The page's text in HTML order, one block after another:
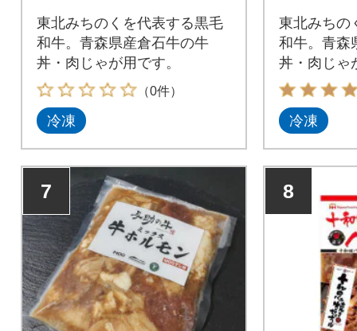
東北みちのくを代表する黒毛
和牛。青森県産倉石牛の牛
丼・肉じゃが用です。
（0件）
冷凍
東北みちの
和牛。青森
丼・肉じゃ
冷凍
7 8